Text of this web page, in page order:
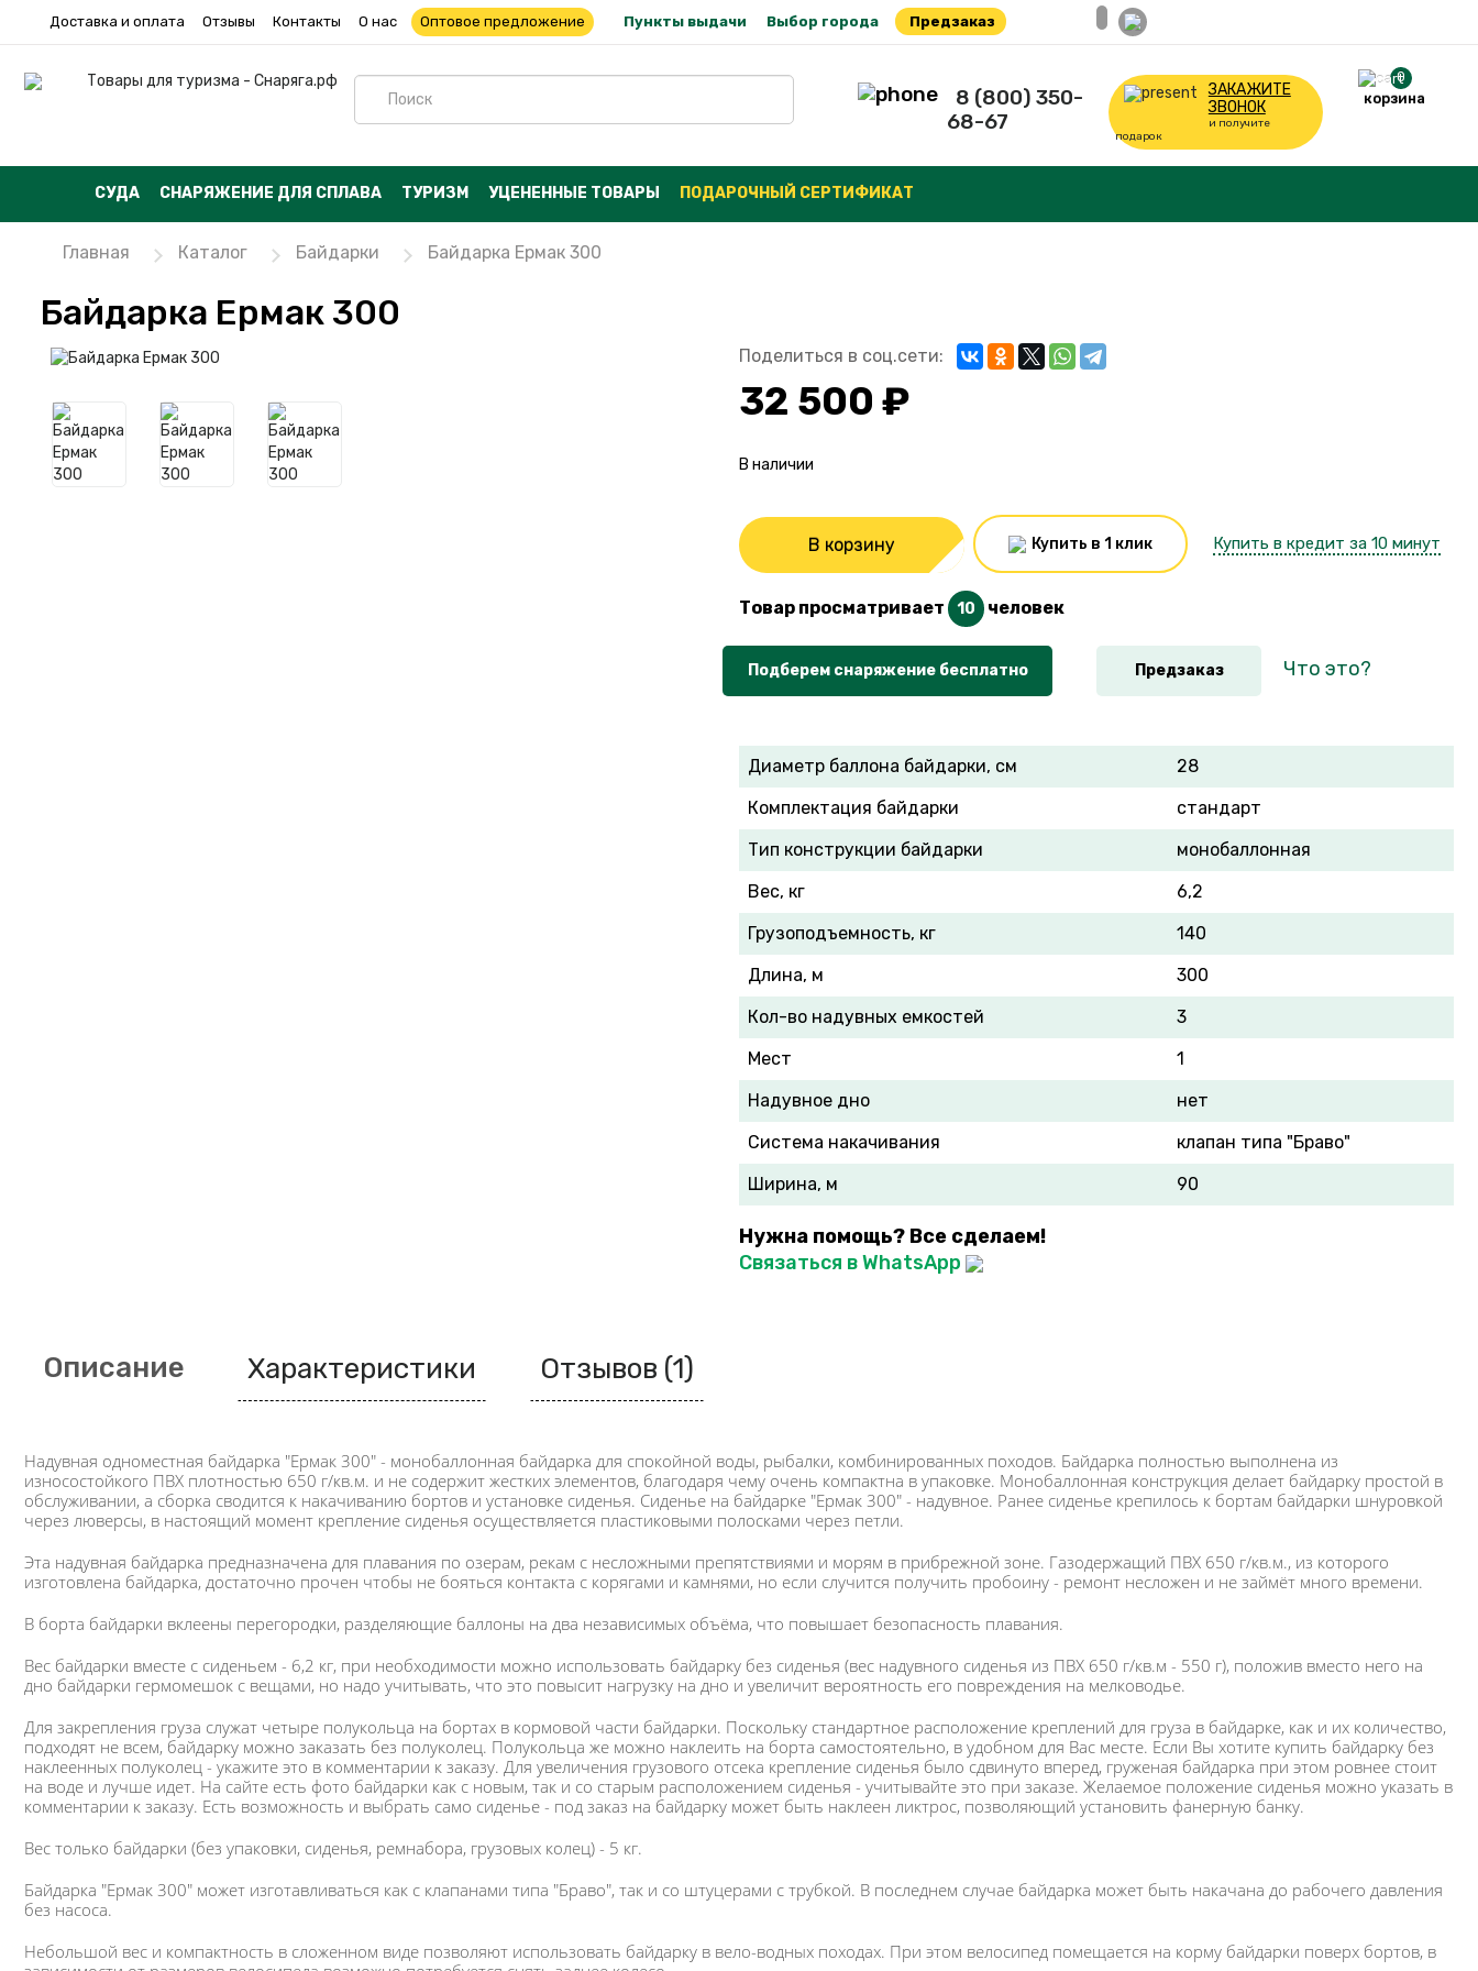
Доставка и оплата Отзывы Контакты О нас Оптовое предложение Пункты выдачи Выбор города Предзаказ
8 (800) 350-
68-67
ЗАКАЖИТЕ
ЗВОНОК
и получите
подарок
0
корзина
СУДА СНАРЯЖЕНИЕ ДЛЯ СПЛАВА ТУРИЗМ УЦЕНЕННЫЕ ТОВАРЫ ПОДАРОЧНЫЙ СЕРТИФИКАТ
Главная Каталог Байдарки Байдарка Ермак 300
Байдарка Ермак 300
Поделиться в соц.сети:
32 500 ₽
В наличии
В корзину Купить в 1 клик Купить в кредит за 10 минут
Товар просматривает 10 человек
Подберем снаряжение бесплатно Предзаказ Что это?
Диаметр баллона байдарки, см
28
Комплектация байдарки
стандарт
Тип конструкции байдарки
монобаллонная
Вес, кг
6,2
Грузоподъемность, кг
140
Длина, м
300
Кол-во надувных емкостей
3
Мест
1
Надувное дно
нет
Система накачивания
клапан типа "Браво"
Ширина, м
90
Нужна помощь? Все сделаем!
Связаться в WhatsApp
Описание Характеристики Отзывов (1)
Надувная одноместная байдарка "Ермак 300" - монобаллонная байдарка для спокойной воды, рыбалки, комбинированных походов. Байдарка полностью выполнена из
износостойкого ПВХ плотностью 650 г/кв.м. и не содержит жестких элементов, благодаря чему очень компактна в упаковке. Монобаллонная конструкция делает байдарку простой в
обслуживании, а сборка сводится к накачиванию бортов и установке сиденья. Сиденье на байдарке "Ермак 300" - надувное. Ранее сиденье крепилось к бортам байдарки шнуровкой
через люверсы, в настоящий момент крепление сиденья осуществляется пластиковыми полосками через петли.
Эта надувная байдарка предназначена для плавания по озерам, рекам с несложными препятствиями и морям в прибрежной зоне. Газодержащий ПВХ 650 г/кв.м., из которого
изготовлена байдарка, достаточно прочен чтобы не бояться контакта с корягами и камнями, но если случится получить пробоину - ремонт несложен и не займёт много времени.
В борта байдарки вклеены перегородки, разделяющие баллоны на два независимых объёма, что повышает безопасность плавания.
Вес байдарки вместе с сиденьем - 6,2 кг, при необходимости можно использовать байдарку без сиденья (вес надувного сиденья из ПВХ 650 г/кв.м - 550 г), положив вместо него на
дно байдарки гермомешок с вещами, но надо учитывать, что это повысит нагрузку на дно и увеличит вероятность его повреждения на мелководье.
Для закрепления груза служат четыре полукольца на бортах в кормовой части байдарки. Поскольку стандартное расположение креплений для груза в байдарке, как и их количество,
подходят не всем, байдарку можно заказать без полуколец. Полукольца же можно наклеить на борта самостоятельно, в удобном для Вас месте. Если Вы хотите купить байдарку без
наклеенных полуколец - укажите это в комментарии к заказу. Для увеличения грузового отсека крепление сиденья было сдвинуто вперед, груженая байдарка при этом ровнее стоит
на воде и лучше идет. На сайте есть фото байдарки как с новым, так и со старым расположением сиденья - учитывайте это при заказе. Желаемое положение сиденья можно указать в
комментарии к заказу. Есть возможность и выбрать само сиденье - под заказ на байдарку может быть наклеен ликтрос, позволяющий установить фанерную банку.
Вес только байдарки (без упаковки, сиденья, ремнабора, грузовых колец) - 5 кг.
Байдарка "Ермак 300" может изготавливаться как с клапанами типа "Браво", так и со штуцерами с трубкой. В последнем случае байдарка может быть накачана до рабочего давления
без насоса.
Небольшой вес и компактность в сложенном виде позволяют использовать байдарку в вело-водных походах. При этом велосипед помещается на корму байдарки поверх бортов, в